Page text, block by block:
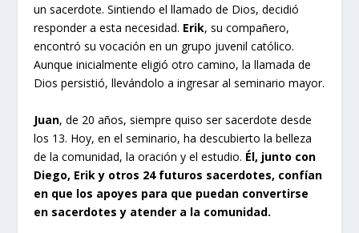
un sacerdote. Sintiendo el llamado de Dios, decidió
responder a esta necesidad. Erik, su compañero,
encontró su vocación en un grupo juvenil católico.
Aunque inicialmente eligió otro camino, la llamada de
Dios persistió, llevándolo a ingresar al seminario mayor.
Juan, de 20 años, siempre quiso ser sacerdote desde
los 13. Hoy, en el seminario, ha descubierto la belleza
de la comunidad, la oración y el estudio. Él, junto con
Diego, Erik y otros 24 futuros sacerdotes, confían
en que los apoyes para que puedan convertirse
en sacerdotes y atender a la comunidad.